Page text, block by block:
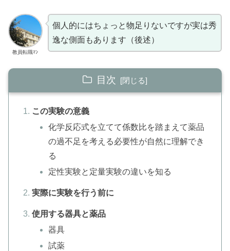
教員転職ﾏﾝ
個人的にはちょっと物足りないですが実は秀
逸な側面もあります（後述）
目次
この実験の意義
化学反応式を立てて係数比を踏まえて薬品
の過不足を考える必要性が自然に理解でき
る
定性実験と定量実験の違いを知る
実際に実験を行う前に
使用する器具と薬品
器具
試薬